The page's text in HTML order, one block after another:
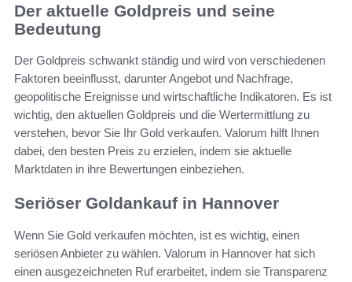
Der aktuelle Goldpreis und seine
Bedeutung
Der Goldpreis schwankt ständig und wird von verschiedenen
Faktoren beeinflusst, darunter Angebot und Nachfrage,
geopolitische Ereignisse und wirtschaftliche Indikatoren. Es ist
wichtig, den aktuellen Goldpreis und die Wertermittlung zu
verstehen, bevor Sie Ihr Gold verkaufen. Valorum hilft Ihnen
dabei, den besten Preis zu erzielen, indem sie aktuelle
Marktdaten in ihre Bewertungen einbeziehen.
Seriöser Goldankauf in Hannover
Wenn Sie Gold verkaufen möchten, ist es wichtig, einen
seriösen Anbieter zu wählen. Valorum in Hannover hat sich
einen ausgezeichneten Ruf erarbeitet, indem sie Transparenz